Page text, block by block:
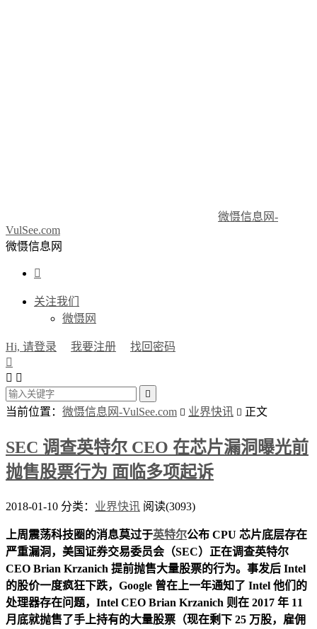
微慑信息网-
VulSee.com
微慑信息网

关注我们
微慑网
Hi, 请登录 我要注册
找回密码

 

当前位置： 微慑信息网-VulSee.com  业界快讯  正文
SEC 调查英特尔 CEO 在芯片漏洞曝光前
抛售股票行为 面临多项起诉
2018-01-10 分类： 业界快讯 阅读(3093)
上周震荡科技圈的消息莫过于英特尔公布 CPU 芯片底层存在
严重漏洞，美国证券交易委员会（SEC）正在调查英特尔
CEO Brian Krzanich 提前抛售大量股票的行为。事发后 Intel
的股价一度疯狂下跌，Google 曾在上一年通知了 Intel 他们的
处理器存在问题，Intel CEO Brian Krzanich 则在 2017 年 11
月底就抛售了手上持有的大量股票（现在剩下 25 万股，雇佣